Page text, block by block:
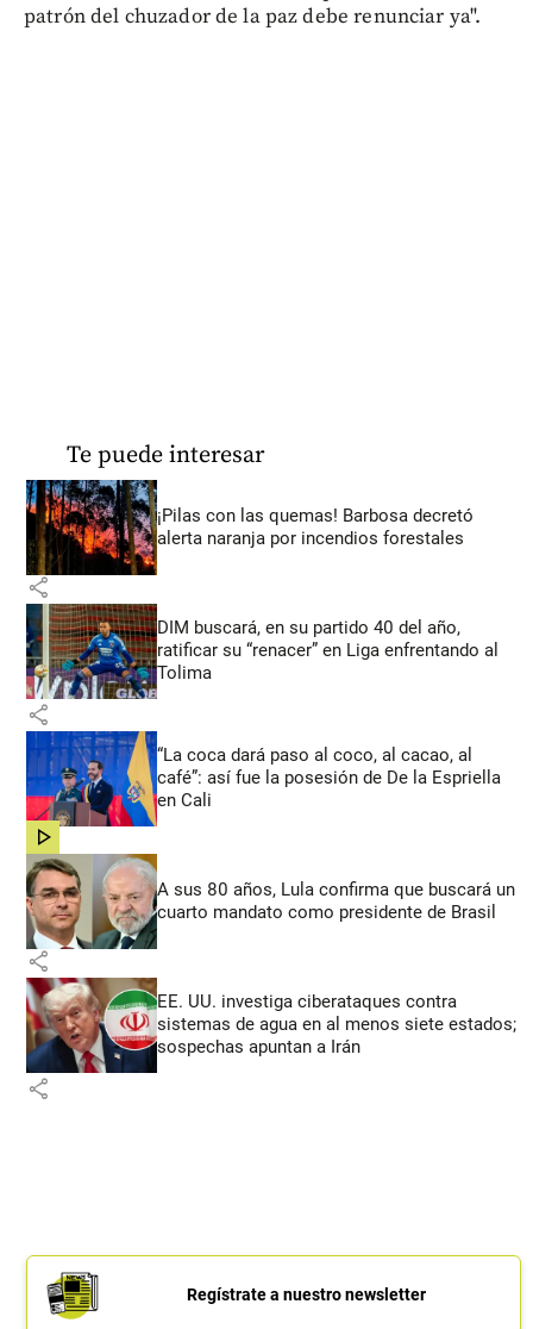
patrón del chuzador de la paz debe renunciar ya".
Te puede interesar
¡Pilas con las quemas! Barbosa decretó
alerta naranja por incendios forestales
share
DIM buscará, en su partido 40 del año,
ratificar su “renacer” en Liga enfrentando al
Tolima
share
“La coca dará paso al coco, al cacao, al
café”: así fue la posesión de De la Espriella
en Cali
share
A sus 80 años, Lula confirma que buscará un
cuarto mandato como presidente de Brasil
share
EE. UU. investiga ciberataques contra
sistemas de agua en al menos siete estados;
sospechas apuntan a Irán
share
Regístrate a nuestro newsletter